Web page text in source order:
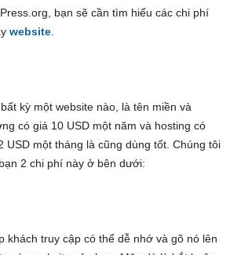
bạn sẽ cần tìm hiểu các chi phí
website.
kỳ một website nào, là tên miền và
có giá 10 USD một năm và hosting có
USD một tháng là cũng dùng tốt. Chúng tôi
2 chi phí này ở bên dưới:
khách truy cập có thể dễ nhớ và gõ nó lên